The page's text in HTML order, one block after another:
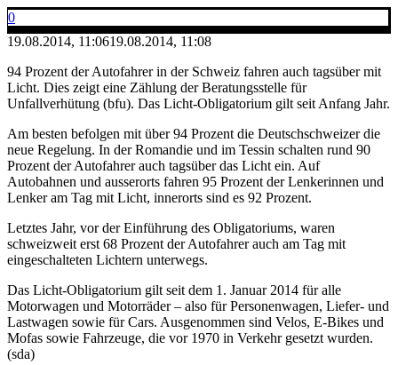
0
19.08.2014, 11:0619.08.2014, 11:08
94 Prozent der Autofahrer in der Schweiz fahren auch tagsüber mit
Licht. Dies zeigt eine Zählung der Beratungsstelle für
Unfallverhütung (bfu). Das Licht-Obligatorium gilt seit Anfang Jahr.
Am besten befolgen mit über 94 Prozent die Deutschschweizer die
neue Regelung. In der Romandie und im Tessin schalten rund 90
Prozent der Autofahrer auch tagsüber das Licht ein. Auf
Autobahnen und ausserorts fahren 95 Prozent der Lenkerinnen und
Lenker am Tag mit Licht, innerorts sind es 92 Prozent.
Letztes Jahr, vor der Einführung des Obligatoriums, waren
schweizweit erst 68 Prozent der Autofahrer auch am Tag mit
eingeschalteten Lichtern unterwegs.
Das Licht-Obligatorium gilt seit dem 1. Januar 2014 für alle
Motorwagen und Motorräder – also für Personenwagen, Liefer- und
Lastwagen sowie für Cars. Ausgenommen sind Velos, E-Bikes und
Mofas sowie Fahrzeuge, die vor 1970 in Verkehr gesetzt wurden.
(sda)